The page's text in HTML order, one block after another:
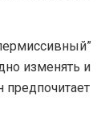
изменять и
предпочитает